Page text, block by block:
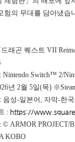
험의 무대를 담아냈습
래곤 퀘스트 VII
Switch™ 2/
년 2월 5일(목)
음성-일본어, 자막-한국
: https://
© ARMOR PROJECT/
KOBO